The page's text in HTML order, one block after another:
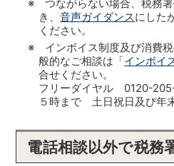
※ つながらない場合、税務
き、音声ガイダンスにした
ください。
※ インボイス制度及び消費
般的なご相談は「インボイ
合せください。
フリーダイヤル 0120-
５時まで 土日祝日及び年
電話相談以外で税務